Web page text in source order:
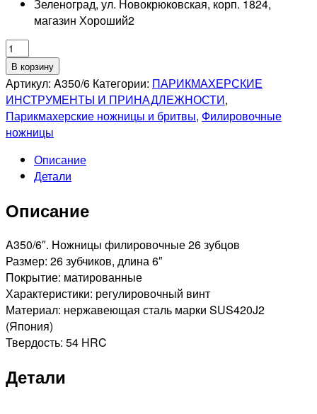
Зеленоград, ул. Новокрюковская, корп. 1824,
магазин Хороший2
Количество
товара
MERTZ
A350/6
Ножницы
филировочные
зубцов
В корзину
Артикул: A350/6 Категории: ПАРИКМАХЕРСКИЕ
ИНСТРУМЕНТЫ И ПРИНАДЛЕЖНОСТИ,
Парикмахерские ножницы и бритвы, Филировочные
ножницы
Описание
Детали
Описание
A350/6″. Ножницы филировочные 26 зубцов
Размер: 26 зубчиков, длина 6″
Покрытие: матированные
Характеристики: регулировочный винт
Материал: нержавеющая сталь марки SUS420J2
(Япония)
Твердость: 54 HRC
Детали